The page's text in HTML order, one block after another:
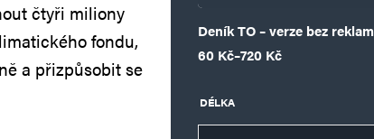
čtyři miliony
fondu,
a přizpůsobit se
Deník TO – verze bez reklam
60 Kč–720 Kč
Rozpětí cen: 60 Kč až 720 Kč
DÉLKA